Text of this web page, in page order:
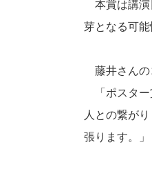
本賞は講演
芽となる可
藤井さんの
「ポスター
人との繋が
張ります。」